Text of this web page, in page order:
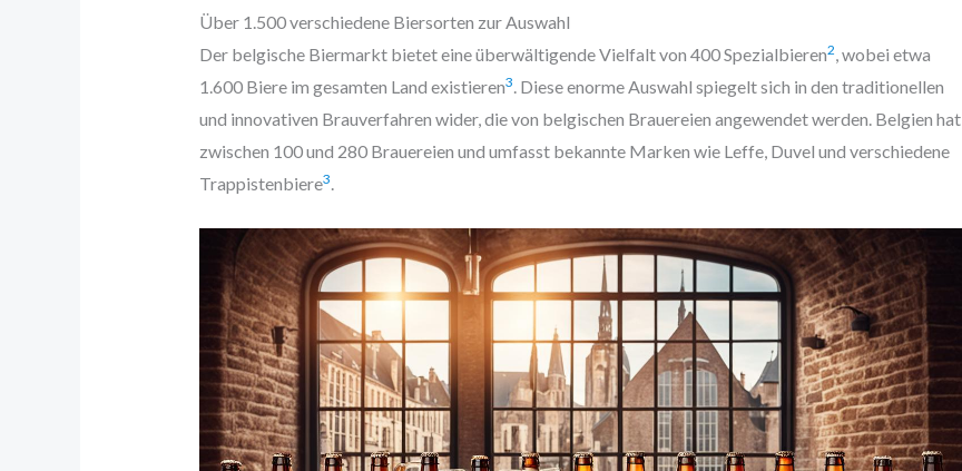
Über 1.500 verschiedene Biersorten zur Auswahl
Der belgische Biermarkt bietet eine überwältigende Vielfalt von 400 Spezialbieren2, wobei etwa
1.600 Biere im gesamten Land existieren3. Diese enorme Auswahl spiegelt sich in den traditionellen
und innovativen Brauverfahren wider, die von belgischen Brauereien angewendet werden. Belgien hat
zwischen 100 und 280 Brauereien und umfasst bekannte Marken wie Leffe, Duvel und verschiedene
Trappistenbiere3.